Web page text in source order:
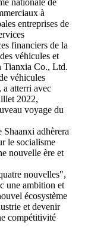
nationale de
à
entreprises de
financiers de la
véhicules et
Tianxia Co., Ltd.
véhicules
atterri avec
2022,
voyage du
adhèrera
le socialisme
nouvelle ère et
nouvelles",
une ambition et
écosystème
et devenir
compétitivité